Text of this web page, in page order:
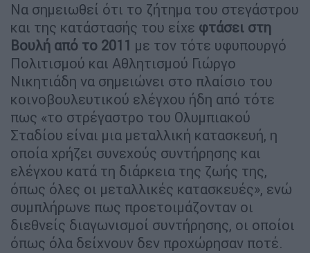
Να σημειωθεί ότι το ζήτημα του στεγάστρου
και της κατάστασής του είχε φτάσει στη
Βουλή από το 2011 με τον τότε υφυπουργό
Πολιτισμού και Αθλητισμού Γιώργο
Νικητιάδη να σημειώνει στο πλαίσιο του
κοινοβουλευτικού ελέγχου ήδη από τότε
πως «το στρέγαστρο του Ολυμπιακού
Σταδίου είναι μια μεταλλική κατασκευή, η
οποία χρήζει συνεχούς συντήρησης και
ελέγχου κατά τη διάρκεια της ζωής της,
όπως όλες οι μεταλλικές κατασκευές», ενώ
συμπλήρωνε πως προετοιμάζονταν οι
διεθνείς διαγωνισμοί συντήρησης, οι οποίοι
όπως όλα δείχνουν δεν προχώρησαν ποτέ.